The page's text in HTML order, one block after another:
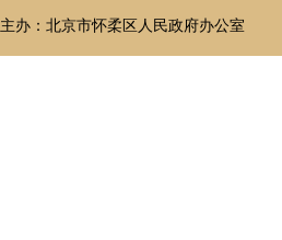
主办：北京市怀柔区人民政府办公室